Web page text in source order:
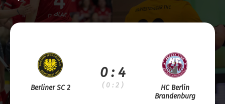
Berliner SC 2
0 : 4
( 0 : 2 )
HC Berlin
Brandenburg